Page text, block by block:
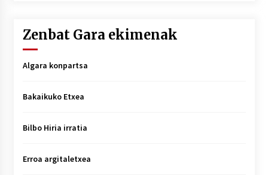
Zenbat Gara ekimenak
Algara konpartsa
Bakaikuko Etxea
Bilbo Hiria irratia
Erroa argitaletxea